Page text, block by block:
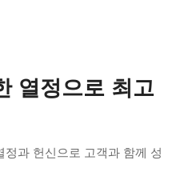
열정으로 최고
과 헌신으로 고객과 함께 성